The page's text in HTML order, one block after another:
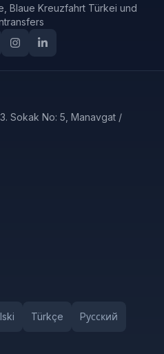
Blaue Kreuzfahrt Türkei und
Sokak No: 5, Manavgat /
Türkçe Pусский